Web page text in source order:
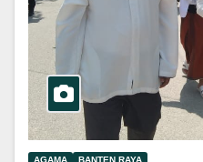
AGAMA BANTEN RAYA